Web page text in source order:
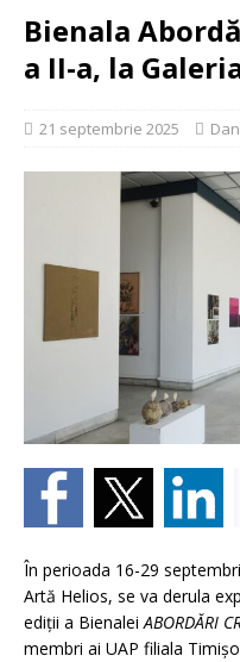
Bienala
a II-a, la
21 septembrie 2025
În perioada 16-29
Artă Helios, se va derula
ediții a BienaleiABORDĂRI
membri ai UAP filiala